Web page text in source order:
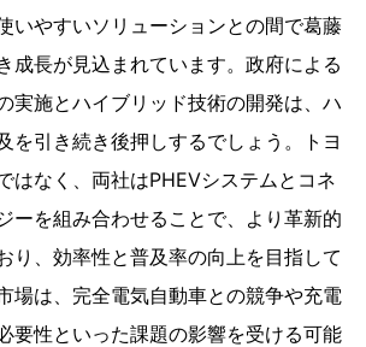
いやすいソリューションとの間で葛藤
成長が見込まれています。政府による
実施とハイブリッド技術の開発は、ハ
を引き続き後押しするでしょう。トヨ
はなく、両社はPHEVシステムとコネ
ーを組み合わせることで、より革新的
り、効率性と普及率の向上を目指して
場は、完全電気自動車との競争や充電
要性といった課題の影響を受ける可能